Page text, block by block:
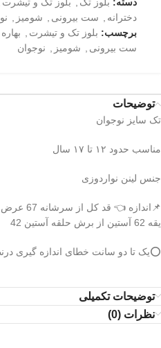
دخترانه
ست بیرونی شومیز
برچسب: بلوز تک و تیشرت بهاره
ست بیرونی
شومیز نوجوان
توضیحات
تک سایز نوجوان
مناسب حدود ۱۲ تا ۱۷ سال
جنس لینن نواردوزی
یقه 62 آستین از برش حلقه آستین 42
⭕️یک تا دو سانت خطای اندازه گیری
توضیحات تکمیلی
نظرات (0)